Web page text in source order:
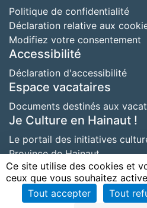
Ce site utilise des cookies et
ceux que vous souhaitez
Tout accepter
Tout
Politique de confidentialité
Déclaration relative aux
Modifiez votre consentement
Accessibilité
Déclaration d'accessibilité
Espace vacataires
Documents destinés aux
Je Culture en Hainaut !
Le portail des initiatives
Province de Hainaut
Copyright
Copyright © 2026
Mentions